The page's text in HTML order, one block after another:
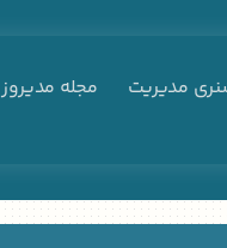
مدیریت مجله مدیروز